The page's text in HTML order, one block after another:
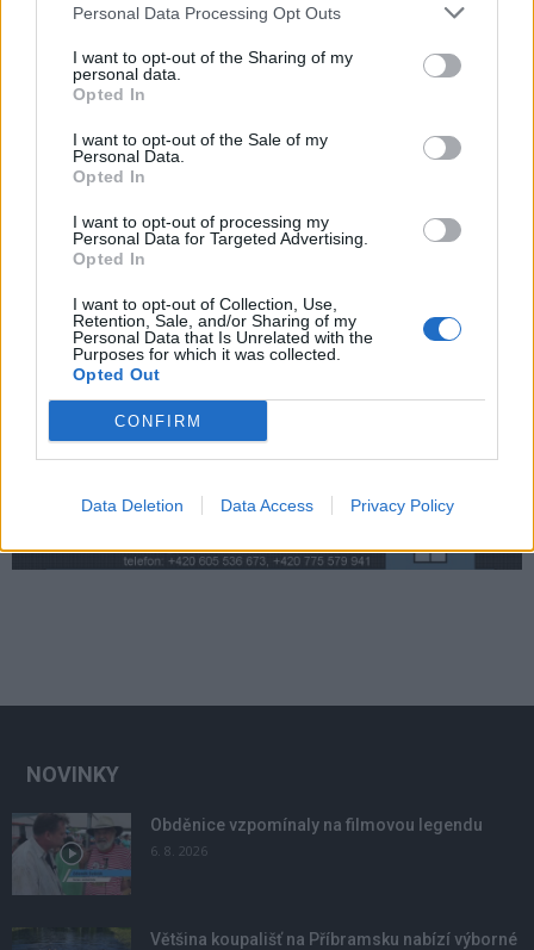
Personal Data Processing Opt Outs
I want to opt-out of the Sharing of my
personal data.
Opted In
I want to opt-out of the Sale of my
Personal Data.
Opted In
I want to opt-out of processing my
Personal Data for Targeted Advertising.
Opted In
I want to opt-out of Collection, Use,
Retention, Sale, and/or Sharing of my
Personal Data that Is Unrelated with the
Purposes for which it was collected.
Opted Out
CONFIRM
Data Deletion Data Access Privacy Policy
výborné podmínky. Horší voda je jen na
Zpravodajství
Příbram modernizuje parkovací automaty.
Zpravodajství
Obce nově získají body i za předcházení
vzniku odpadu
NOVINKY
Obděnice vzpomínaly na filmovou legendu
6. 8. 2026
Většina koupališť na Příbramsku nabízí výborné